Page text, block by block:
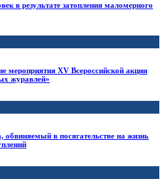
в результате затопления маломерного
мероприятия XV Всероссийской акции
журавлей»
в посягательстве на жизнь